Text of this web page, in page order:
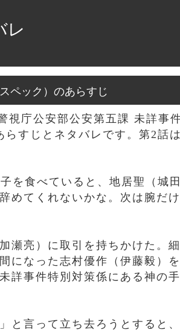
レ
ペック）のあらすじ
視庁公安部公安第五課 未詳事
すじとネタバレです。第2話は
を食べていると、地居聖（城
めてくれないかな。次は腕だ
瀬亮）に取引を持ちかけた。
になった志村優作（伊藤毅）
詳事件特別対策係にある神の
と言って立ち去ろうとすると